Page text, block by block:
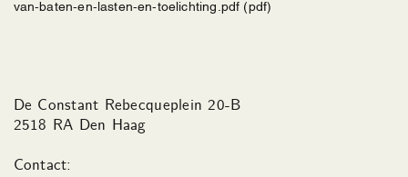
van-baten-en-lasten-en-toelichting.pdf (pdf)
De Constant Rebecqueplein 20-B
2518 RA Den Haag
Contact: